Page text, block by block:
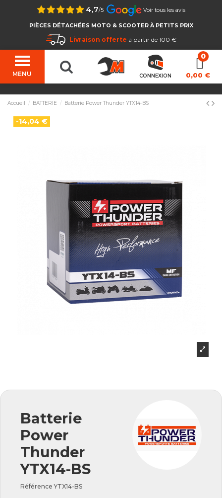
4,7/5 Voir tous les avis
PIÈCES DÉTACHÉES MOTO & SCOOTER À PETITS PRIX
Livraison offerte à partir de 100 €
MENU CONNEXION 0,00 €
Accueil BATTERIE Batterie Power Thunder YTX14-BS
-14,04 €
Batterie
Power
Thunder
YTX14-BS
Référence YTX14-BS